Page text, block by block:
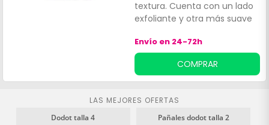
textura. Cuenta con un lado
exfoliante y otra más suave
Envío en 24-72h
COMPRAR
LAS MEJORES OFERTAS
Dodot talla 4
Pañales dodot talla 2